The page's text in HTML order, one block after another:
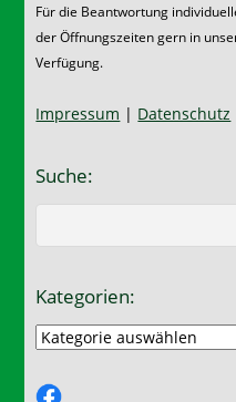
Für die Beantwortung
der Öffnungszeiten gern in
Verfügung.
Impressum | Datenschutz
Suche:
Kategorien:
Kategorien:
Facebook